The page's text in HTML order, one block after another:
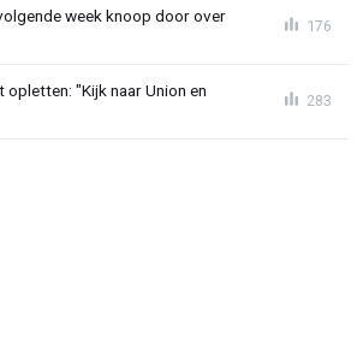
week knoop door over
176
opletten: "Kijk naar Union en
283